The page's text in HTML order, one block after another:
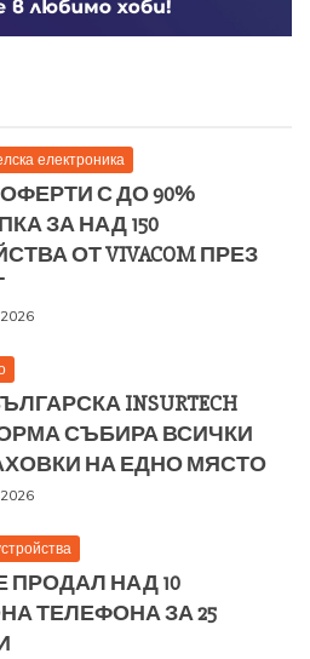
електроника
С ДО 90%
ЗА НАД 150
ОТ VIVACOM ПРЕЗ
2026
INSURTECH
СЪБИРА ВСИЧКИ
НА ЕДНО МЯСТО
2026
Е ПРОДАЛ НАД 10
ТЕЛЕФОНА ЗА 25